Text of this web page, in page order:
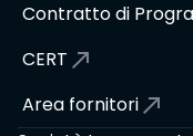
Contratto di
CERT
Area fornitori